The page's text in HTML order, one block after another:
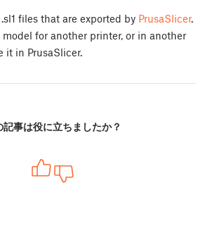
files that are exported by PrusaSlicer.
for another printer, or in another
it in PrusaSlicer.
記事は役に立ちましたか？